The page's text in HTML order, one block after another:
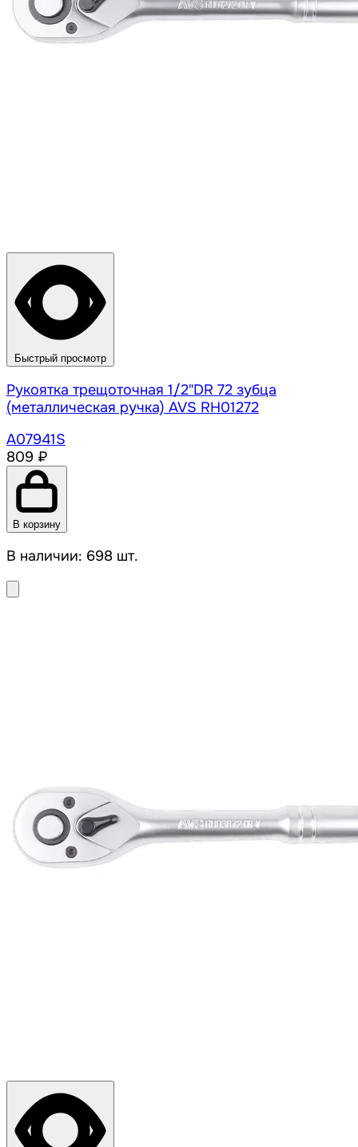
Быстрый просмотр
Рукоятка трещоточная 1/2"DR 72 зубца
(металлическая ручка) AVS RH01272
A07941S
809 ₽
В корзину
В наличии: 698 шт.